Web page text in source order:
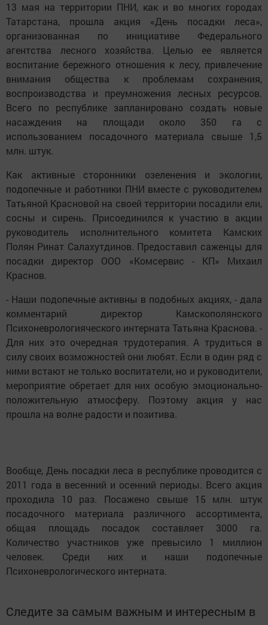
13 мая на территории ПНИ, как и во многих городах
Татарстана, прошла акция «День посадки леса»,
организованная по инициативе Федерального
агентства лесного хозяйства. Целью ее является
воспитание бережного отношения к лесу, привлечение
внимания общества к проблемам сохранения,
воспроизводства и преумножения лесных ресурсов.
Всего по республике запланировано создать новые
насаждения на площади около 350 га с
использованием посадочного материала свыше 1,5
млн. штук.
Как активные сторонники озеленения и экологии,
подопечные и работники ПНИ вместе с руководителем
Татьяной Красновой на своей территории посадили ели,
сосны и сирень. Присоединился к участию в акции
руководитель исполнительного комитета Камских
Полян Ринат Салахутдинов. Предоставил саженцы для
посадки директор ООО «Комсервис - КП» Михаил
Краснов.
- Наши подопечные активны в подобных акциях, - дала
комментарий директор Камскополянского
Психоневрологияческого интерната Татьяна Краснова. -
Для них это очередная трудотерапия. А трудиться в
силу своих возможностей они любят. Если в один ряд с
ними встают не только воспитатели, но и руководители,
мероприятие обретает для них особую эмоционально-
положительную атмосферу. Поэтому акция у нас
прошла на волне радости и позитива.
Вообще, День посадки леса в республике проводится с
2011 года в весенний и осенний периоды. Всего акция
проходила 10 раз. Посажено свыше 15 млн. штук
посадочного материала различного ассортимента,
общая площадь посадок составляет 3000 га.
Количество участников уже превысило 1 миллион
человек. Среди них и наши подопечные
Психоневрологического интерната.
Следите за самым важным и интересным в